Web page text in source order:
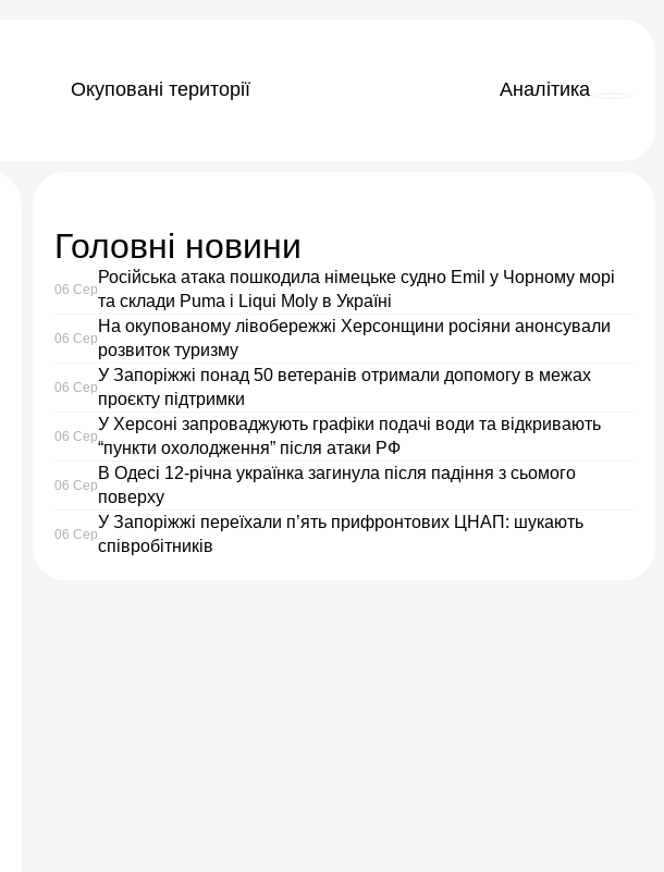
Окуповані території Аналітика
Головні новини
06 Сер
Російська атака пошкодила німецьке судно Emil у Чорному морі
та склади Puma і Liqui Moly в Україні
06 Сер
На окупованому лівобережжі Херсонщини росіяни анонсували
розвиток туризму
06 Сер
У Запоріжжі понад 50 ветеранів отримали допомогу в межах
проєкту підтримки
06 Сер
У Херсоні запроваджують графіки подачі води та відкривають
“пункти охолодження” після атаки РФ
06 Сер
В Одесі 12-річна українка загинула після падіння з сьомого
поверху
06 Сер
У Запоріжжі переїхали п’ять прифронтових ЦНАП: шукають
співробітників